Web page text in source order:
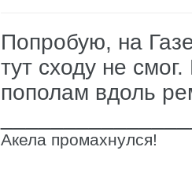
Попробую, на
тут сходу не
пополам вдоль
Акела промахнулся!